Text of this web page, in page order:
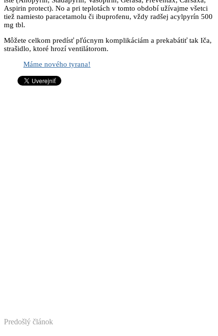
Aspirin protect). No a pri teplotách v tomto období užívajme všetci
tiež namiesto paracetamolu či ibuprofenu, vždy radšej acylpyrín 500
mg tbl.
Môžete celkom predísť pľúcnym komplikáciám a prekabátiť tak Iča,
strašidlo, ktoré hrozí ventilátorom.
Máme nového tyrana!
Predošlý článok